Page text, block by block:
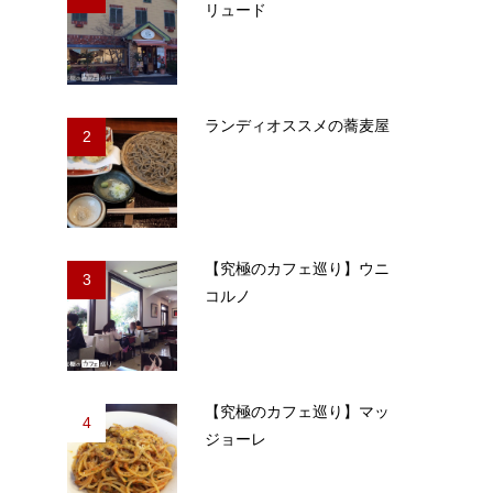
リュード
2
ランディオススメの蕎麦屋
3
【究極のカフェ巡り】ウニ
コルノ
4
【究極のカフェ巡り】マッ
ジョーレ